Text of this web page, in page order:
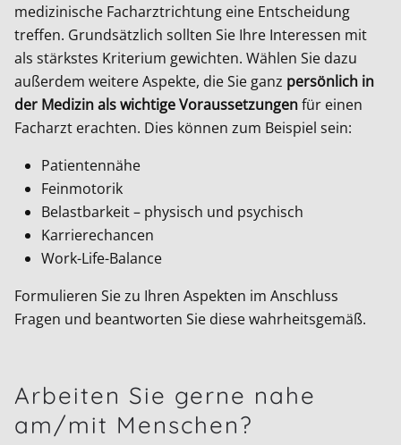
medizinische Facharztrichtung eine Entscheidung
treffen. Grundsätzlich sollten Sie Ihre Interessen mit
als stärkstes Kriterium gewichten. Wählen Sie dazu
außerdem weitere Aspekte, die Sie ganz persönlich in
der Medizin als wichtige Voraussetzungenfür einen
Facharzt erachten. Dies können zum Beispiel sein:
Patientennähe
Feinmotorik
Belastbarkeit – physisch und psychisch
Karrierechancen
Work-Life-Balance
Formulieren Sie zu Ihren Aspekten im Anschluss
Fragen und beantworten Sie diese wahrheitsgemäß.
Arbeiten Sie gerne nahe
am/mit Menschen?